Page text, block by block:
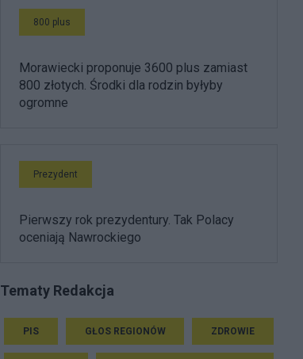
800 plus
Morawiecki proponuje 3600 plus zamiast
800 złotych. Środki dla rodzin byłyby
ogromne
Prezydent
Pierwszy rok prezydentury. Tak Polacy
oceniają Nawrockiego
Tematy Redakcja
PIS GŁOS REGIONÓW ZDROWIE